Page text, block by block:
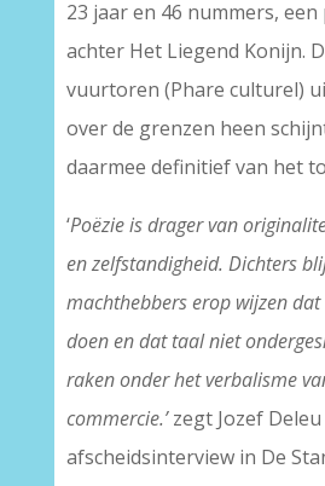
23 jaar en 46 nummers,
achter Het Liegend Konijn.
vuurtoren (Phare culturel)
over de grenzen heen
daarmee definitief van het
‘Poëzie is drager van
en zelfstandigheid. Dichters
machthebbers erop wijzen
doen en dat taal niet
raken onder het verbalisme
commercie.’zegt Jozef
afscheidsinterview in De